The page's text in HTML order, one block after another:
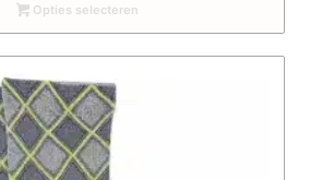
Opties selecteren